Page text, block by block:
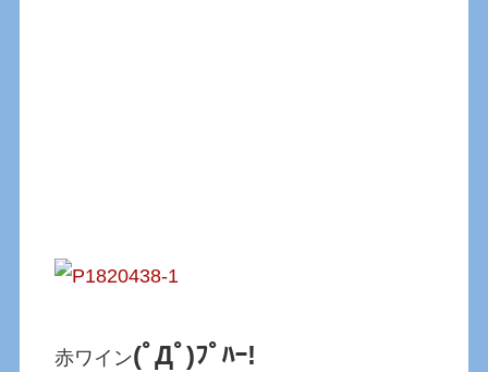
赤ワイン(ﾟДﾟ)ﾌﾟﾊｰ!